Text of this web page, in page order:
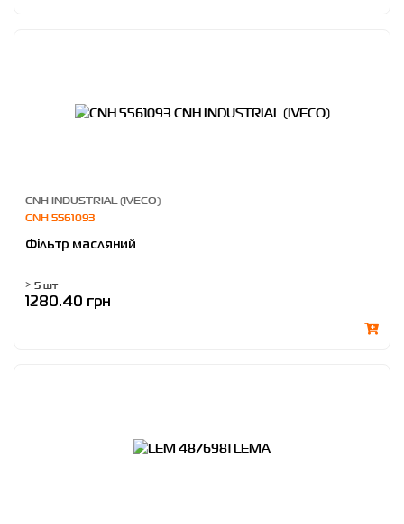
CNH INDUSTRIAL (IVECO)
CNH 5561093
Фільтр масляний
> 5 шт
1280.40 грн